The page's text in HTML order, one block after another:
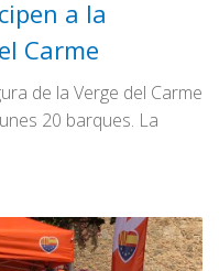
a la
Carme
de la Verge del Carme
20 barques. La